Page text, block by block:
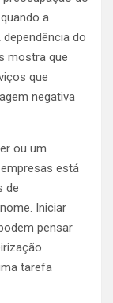
a
do
mostra que
que
negativa
ou um
está
de
Iniciar
pensar
tarefa